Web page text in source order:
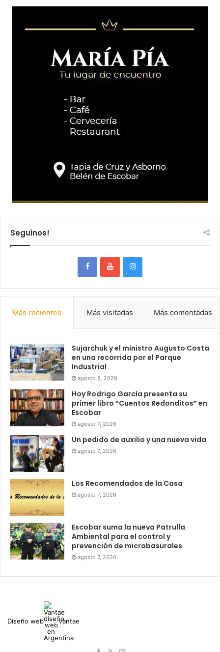
Seguinos!
Más recientes Más visitadas Más comentadas
Sujarchuk y el ministro Augusto Costa
en una recorrida por el Parque
Industrial
agosto 8, 2026
Hoy Rodrigo García presenta su
primer libro “Cuentos Redonditos” en
Escobar
agosto 7, 2026
Un pedido de auxilio y una nueva vida
agosto 7, 2026
Los Recomendados de la Casa
agosto 7, 2026
Escobar suma la nueva Patrulla
Ambiental para el control y
prevención de microbasurales
agosto 7, 2026
Diseño web Vantae